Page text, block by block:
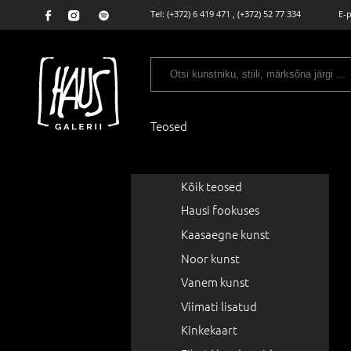
Tel: (+372) 6 419 471 , (+372) 52 77 334 E-
Teosed
Kõik teosed
Hausi fookuses
Kaasaegne kunst
Noor kunst
Vanem kunst
Viimati lisatud
Kinkekaart